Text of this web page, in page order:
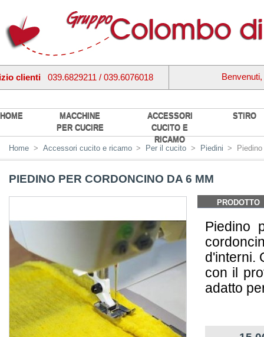
HOME
MACCHINE
PER CUCIRE
ACCESSORI
CUCITO E
RICAMO
STIRO
clienti 039.6829211 / 039.6076018 Benvenuti,
Home > Accessori cucito e ricamo > Per il cucito > Piedini >
PIEDINO PER CORDONCINO DA 6 MM
PRODOTTO
Piedino
d'interni.
con il
adatto